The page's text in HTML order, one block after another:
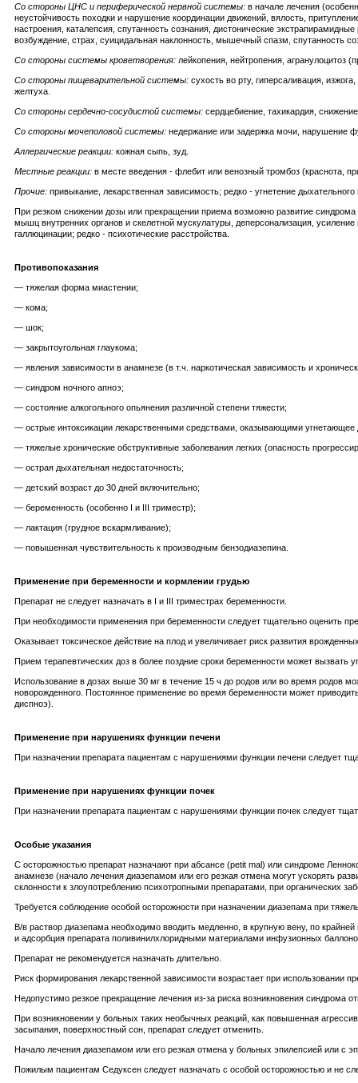
Со стороны ЦНС и периферической нервной системы: в начале лечения
неустойчивость походки и нарушение координации движений, вялость,
настроения, каталепсия, спутанность сознания, дистонические
возбуждение, страх, суицидальная наклонность, мышечный спазм, спутанность
Со стороны системы кроветворения: лейкопения, нейтропения,
Со стороны пищеварительной системы: сухость во рту, гиперсаливация,
желтуха.
Со стороны сердечно-сосудистой системы: сердцебиение, тахикардия,
Со стороны мочеполовой системы: недержание или задержка мочи, нарушение
Аллергические реакции: кожная сыпь, зуд.
Местные реакции: в месте введения - флебит или венозный тромбоз (краснота,
Прочие: привыкание, лекарственная зависимость; редко - угнетение
При резком снижении дозы или прекращении приема возможно развитие
мышц внутренних органов и скелетной мускулатуры, деперсонализация, усиление
галлюцинации; редко - психотические расстройства.
Противопоказания
— тяжелая форма миастении;
— кома;
— шок;
— закрытоугольная глаукома;
— явления зависимости в анамнезе (в т.ч. наркотическая зависимость и
— синдром ночного апноэ;
— состояние алкогольного опьянения различной степени тяжести;
— острые интоксикации лекарственными средствами, оказывающими
— тяжелые хронические обструктивные заболевания легких (опасность
— острая дыхательная недостаточность;
— детский возраст до 30 дней включительно;
— беременность (особенно I и III триместр);
— лактация (грудное вскармливание);
— повышенная чувствительность к производным бензодиазепина.
Применение при беременности и кормлении грудью
Препарат не следует назначать в I и III триместрах беременности.
При необходимости применения при беременности следует тщательно оценить
Оказывает токсическое действие на плод и увеличивает риск развития
Прием терапевтических доз в более поздние сроки беременности может
Использование в дозах выше 30 мг в течение 15 ч до родов или во время родов
новорожденного. Постоянное применение во время беременности может
диспноэ).
Применение при нарушениях функции печени
При назначении препарата пациентам с нарушениями функции печени следует
Применение при нарушениях функции почек
При назначении препарата пациентам с нарушениями функции почек следует
Особые указания
С осторожностью препарат назначают при абсансе (petit mal) или синдроме
анамнезе (начало лечения диазепамом или его резкая отмена могут ускорять
склонности к злоупотреблению психотропными препаратами, при органических
Требуется соблюдение особой осторожности при назначении диазепама при
В/в раствор диазепама необходимо вводить медленно, в крупную вену, по
и адсорбция препарата поливинилхлоридными материалами инфузионных
Препарат не рекомендуется назначать длительно.
Риск формирования лекарственной зависимости возрастает при использовании
Недопустимо резкое прекращение лечения из-за риска возникновения синдрома
При возникновении у больных таких необычных реакций, как повышенная
засыпания, поверхностный сон, препарат следует отменить.
Начало лечения диазепамом или его резкая отмена у больных эпилепсией или с
Пожилым пациентам Седуксен следует назначать с особой осторожностью и не